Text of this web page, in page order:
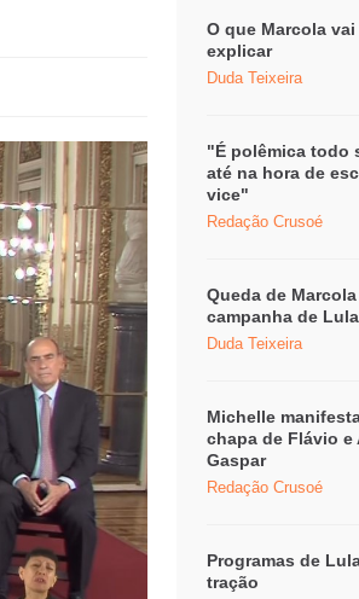
O que Marcola
explicar
Duda Teixeira
"É polêmica todo
até na hora de
vice"
Redação Crusoé
Queda de
campanha de
Duda Teixeira
Michelle
chapa de Flávio e
Gaspar
Redação Crusoé
Programas de
tração